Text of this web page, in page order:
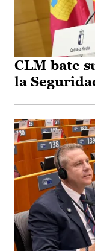
CLM bate
la